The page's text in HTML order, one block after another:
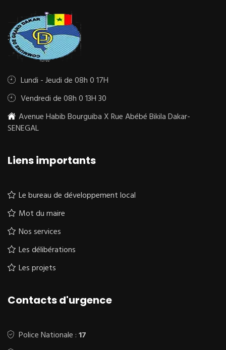
Lundi - Jeudi de 08h 0 17H
Vendredi de 08h 0 13H 30
Avenue Habib Bourguiba X Rue Abébé Bikila Dakar-
SENEGAL
Liens importants
Le bureau de développement local
Mot du maire
Nos services
Les délibérations
Les projets
Contacts d'urgence
Police Nationale :17